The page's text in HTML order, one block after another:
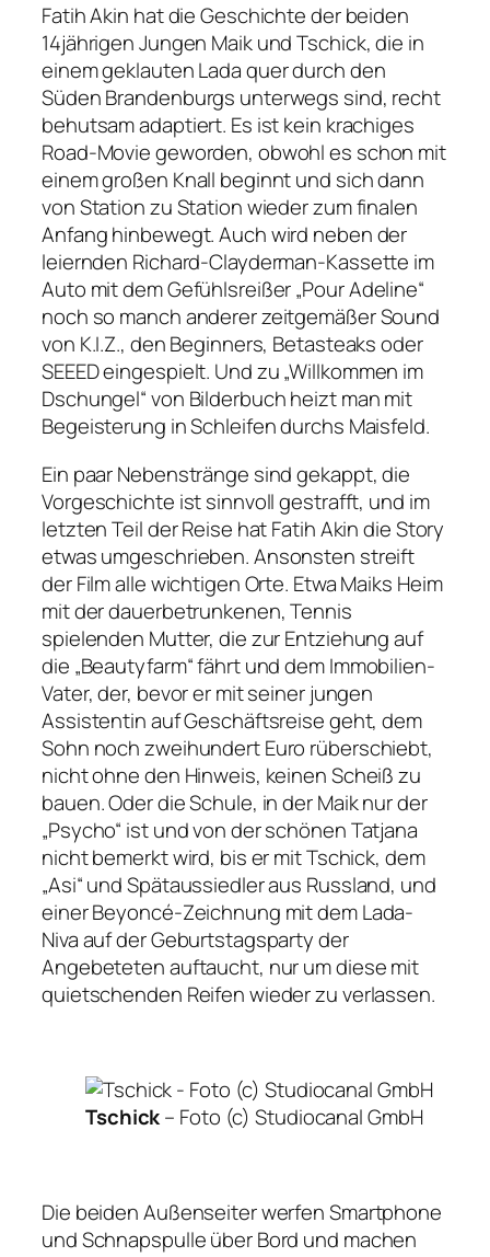
Fatih Akin hat die Geschichte der beiden
14jährigen Jungen Maik und Tschick, die in
einem geklauten Lada quer durch den
Süden Brandenburgs unterwegs sind, recht
behutsam adaptiert. Es ist kein krachiges
Road-Movie geworden, obwohl es schon mit
einem großen Knall beginnt und sich dann
von Station zu Station wieder zum finalen
Anfang hinbewegt. Auch wird neben der
leiernden Richard-Clayderman-Kassette im
Auto mit dem Gefühlsreißer„Pour Adeline“
noch so manch anderer zeitgemäßer Sound
von K.I.Z., den Beginners, Betasteaks oder
SEEED eingespielt. Und zu„Willkommen im
Dschungel“von Bilderbuch heizt man mit
Begeisterung in Schleifen durchs Maisfeld.
Ein paar Nebenstränge sind gekappt, die
Vorgeschichte ist sinnvoll gestrafft, und im
letzten Teil der Reise hat Fatih Akin die Story
etwas umgeschrieben. Ansonsten streift
der Film alle wichtigen Orte. Etwa Maiks Heim
mit der dauerbetrunkenen, Tennis
spielenden Mutter, die zur Entziehung auf
die „Beautyfarm“ fährt und dem Immobilien-
Vater, der, bevor er mit seiner jungen
Assistentin auf Geschäftsreise geht, dem
Sohn noch zweihundert Euro rüberschiebt,
nicht ohne den Hinweis, keinen Scheiß zu
bauen. Oder die Schule, in der Maik nur der
„Psycho“ ist und von der schönen Tatjana
nicht bemerkt wird, bis er mit Tschick, dem
„Asi“ und Spätaussiedler aus Russland, und
einer Beyoncé-Zeichnung mit dem Lada-
Niva auf der Geburtstagsparty der
Angebeteten auftaucht, nur um diese mit
quietschenden Reifen wieder zu verlassen.
Tschick– Foto (c) Studiocanal GmbH
Die beiden Außenseiter werfen Smartphone
und Schnapspulle über Bord und machen